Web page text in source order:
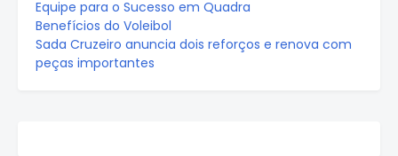
Equipe para o Sucesso em Quadra
Benefícios do Voleibol
Sada Cruzeiro anuncia dois reforços e renova com
peças importantes